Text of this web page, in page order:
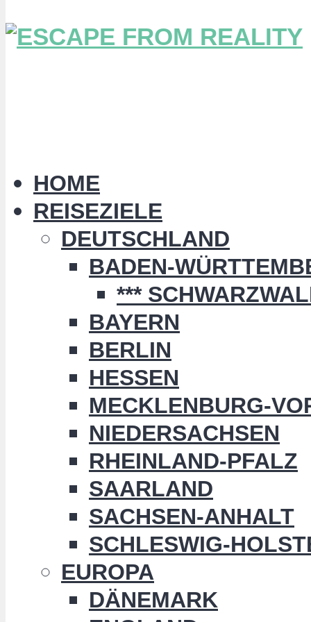
HOME
REISEZIELE
DEUTSCHLAND
BADEN-
***
BAYERN
BERLIN
HESSEN
MECKLENBURG-
NIEDERSACHSEN
RHEINLAND-PFALZ
SAARLAND
SACHSEN-ANHALT
SCHLESWIG-
EUROPA
DÄNEMARK